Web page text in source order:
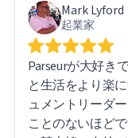
全体的な使用感
処理とデータ抽
をお勧めできます
Mark Lyford
起業家
Parseurが大好き
と生活をより楽
ュメントリーダ
ことのないほど